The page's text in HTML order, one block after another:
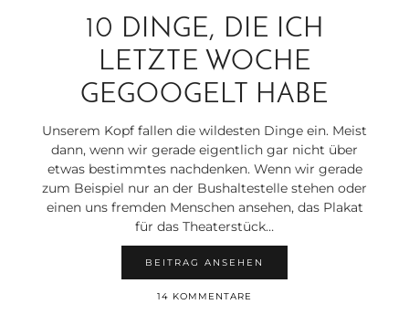
10 DINGE, DIE ICH
LETZTE WOCHE
GEGOOGELT HABE
Unserem Kopf fallen die wildesten Dinge ein. Meist
dann, wenn wir gerade eigentlich gar nicht über
etwas bestimmtes nachdenken. Wenn wir gerade
zum Beispiel nur an der Bushaltestelle stehen oder
einen uns fremden Menschen ansehen, das Plakat
für das Theaterstück…
BEITRAG ANSEHEN
14 KOMMENTARE